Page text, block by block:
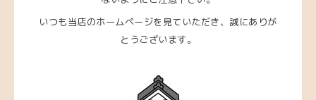
いつも当店のホームページを見ていただき、誠にありが
とうございます。